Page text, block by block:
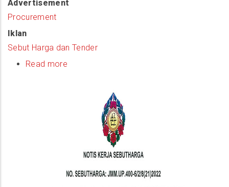
Advertisement
Procurement
Iklan
Sebut Harga dan Tender
Read more
Sebutharga)
Pembaikan
Penyenggaraan